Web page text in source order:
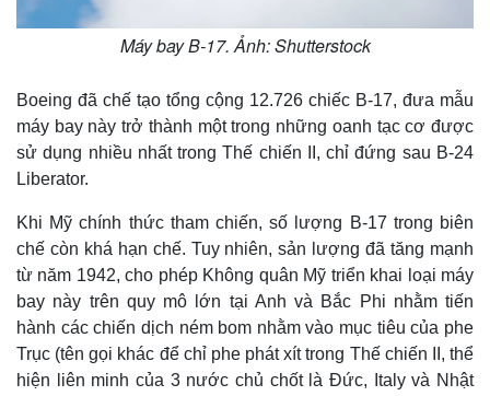
Máy bay B-17. Ảnh: Shutterstock
Boeing đã chế tạo tổng cộng 12.726 chiếc B-17, đưa mẫu
máy bay này trở thành một trong những oanh tạc cơ được
sử dụng nhiều nhất trong Thế chiến II, chỉ đứng sau B-24
Liberator.
Khi Mỹ chính thức tham chiến, số lượng B-17 trong biên
chế còn khá hạn chế. Tuy nhiên, sản lượng đã tăng mạnh
từ năm 1942, cho phép Không quân Mỹ triển khai loại máy
bay này trên quy mô lớn tại Anh và Bắc Phi nhằm tiến
hành các chiến dịch ném bom nhằm vào mục tiêu của phe
Trục (tên gọi khác để chỉ phe phát xít trong Thế chiến II, thể
hiện liên minh của 3 nước chủ chốt là Đức, Italy và Nhật